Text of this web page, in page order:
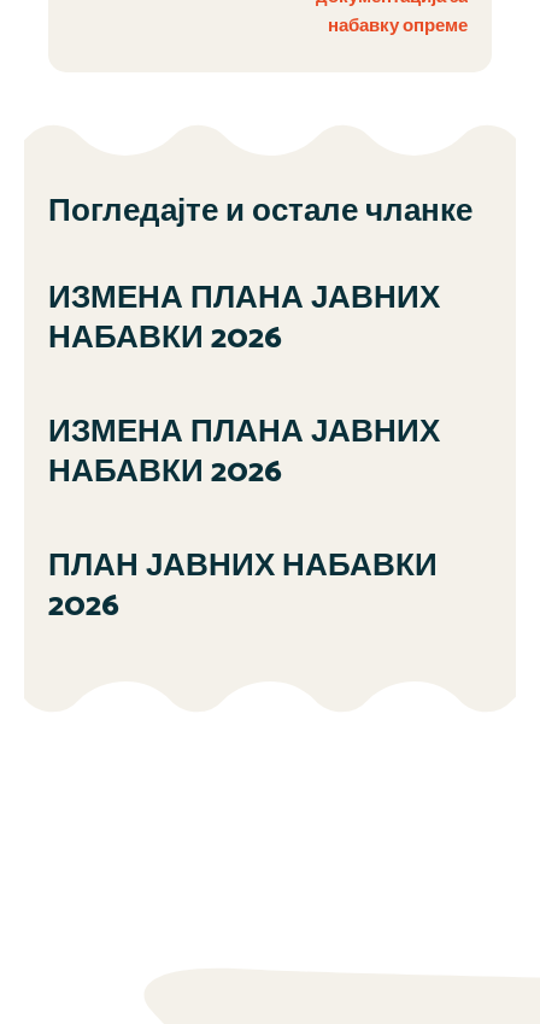
набавку опреме
Погледајте и остале чланке
ИЗМЕНА ПЛАНА ЈАВНИХ
НАБАВКИ 2026
ИЗМЕНА ПЛАНА ЈАВНИХ
НАБАВКИ 2026
ПЛАН ЈАВНИХ НАБАВКИ
2026